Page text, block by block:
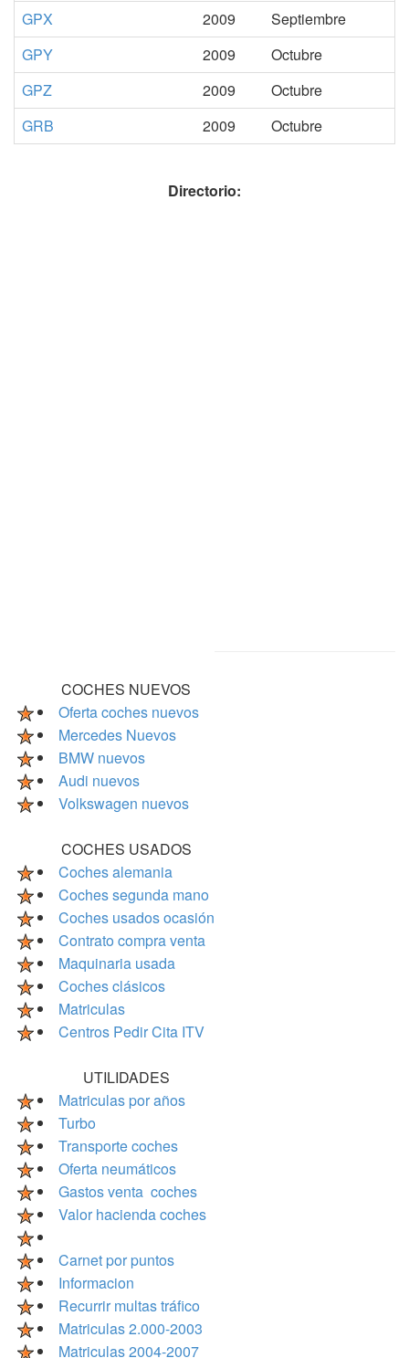
GPX
2009
Septiembre
GPY
2009
Octubre
GPZ
2009
Octubre
GRB
2009 Octubre
Directorio:
COCHES NUEVOS
Oferta coches nuevos
Mercedes Nuevos
BMW nuevos
Audi nuevos
Volkswagen nuevos
COCHES USADOS
Coches alemania
Coches segunda mano
Coches usados ocasión
Contrato compra venta
Maquinaria usada
Coches clásicos
Matriculas
Centros Pedir Cita ITV
UTILIDADES
Matriculas por años
Turbo
Transporte coches
Oferta neumáticos
Gastos venta coches
Valor hacienda coches
Carnet por puntos
Informacion
Recurrir multas tráfico
Matriculas 2.000-2003
Matriculas 2004-2007